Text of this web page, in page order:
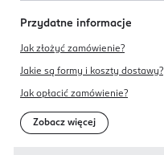
Przydatne informacje
Jak złożyć zamówienie?
Jakie są formy i koszty dostawy?
Jak opłacić zamówienie?
Zobacz więcej